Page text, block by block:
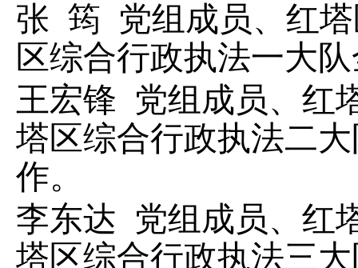
张 筠 党组成员、 红
区综合行政执法一大队
王宏锋 党组成员、 红
塔区综合行政执法二
作。
李东达 党组成员、 红
塔区综合行政执法三